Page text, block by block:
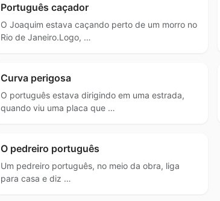
Português caçador
O Joaquim estava caçando perto de um morro no
Rio de Janeiro.Logo, …
Curva perigosa
O português estava dirigindo em uma estrada,
quando viu uma placa que …
O pedreiro português
Um pedreiro português, no meio da obra, liga
para casa e diz …